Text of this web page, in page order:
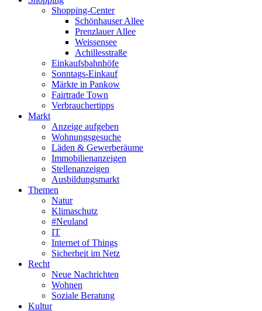
Shopping-Center
Schönhauser Allee
Prenzlauer Allee
Weissensee
Achillesstraße
Einkaufsbahnhöfe
Sonntags-Einkauf
Märkte in Pankow
Fairtrade Town
Verbrauchertipps
Markt
Anzeige aufgeben
Wohnungsgesuche
Läden & Gewerberäume
Immobilienanzeigen
Stellenanzeigen
Ausbildungsmarkt
Themen
Natur
Klimaschutz
#Neuland
IT
Internet of Things
Sicherheit im Netz
Recht
Neue Nachrichten
Wohnen
Soziale Beratung
Kultur